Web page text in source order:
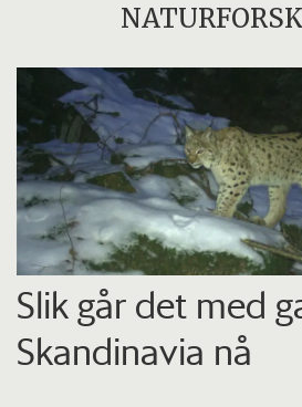
Slik går det med
Skandinavia nå